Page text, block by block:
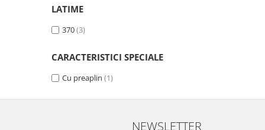
Bideuri stative
Vase WC stative
WC pentru persoane cu dizabilitati
Capace
LATIME
370(3)
CARACTERISTICI SPECIALE
Cu preaplin (1)
NEWSLETTER